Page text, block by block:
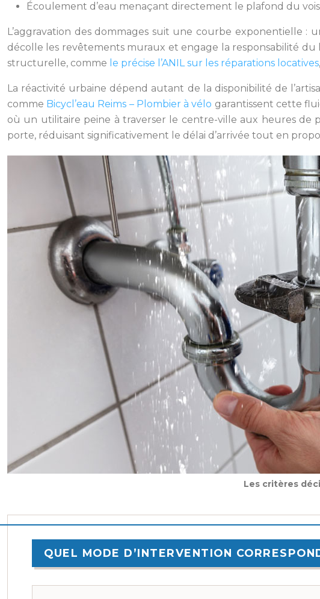
Écoulement d’eau menaçant directement le plafond du
L’aggravation des dommages suit une courbe exponentielle
décolle les revêtements muraux et engage la responsabilité
structurelle, comme le précise l’ANIL sur les réparations locatives
La réactivité urbaine dépend autant de la disponibilité de
comme Bicycl’eau Reims – Plombier à vélo garantissent cette
où un utilitaire peine à traverser le centre-ville aux heures
porte, réduisant significativement le délai d’arrivée tout en
Les critères
QUEL MODE D’INTERVENTION